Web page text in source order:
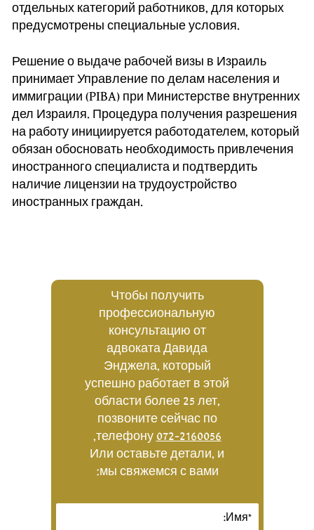
отдельных категорий работников, для которых
предусмотрены специальные условия.
Решение о выдаче рабочей визы в Израиль
принимает Управление по делам населения и
иммиграции (PIBA) при Министерстве внутренних
дел Израиля. Процедура получения разрешения
на работу инициируется работодателем, который
обязан обосновать необходимость привлечения
иностранного специалиста и подтвердить
наличие лицензии на трудоустройство
иностранных граждан.
Чтобы получить
профессиональную
консультацию от
адвоката Давида
Энджела, который
успешно работает в этой
области более 25 лет,
позвоните сейчас по
телефону 072-2160056
,
Или оставьте детали, и
мы свяжемся с вами: